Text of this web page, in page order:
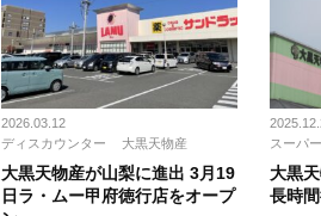
2026.03.12
ディスカウンター
大黒天物産
大黒天物産が山梨に進出 3月19
日ラ・ムー甲府徳行店をオープ
スーパー
大黒
長時